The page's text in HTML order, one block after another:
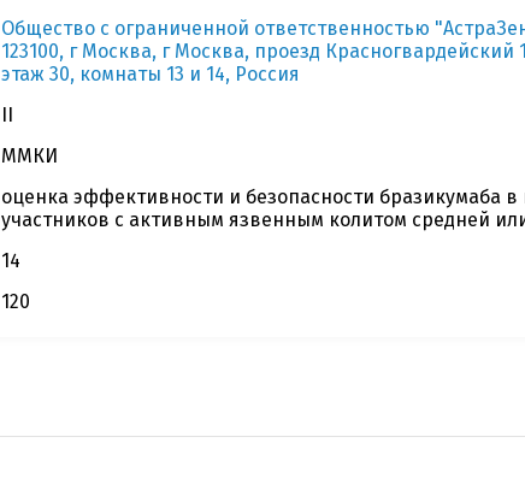
Общество с ограниченной ответственностью
123100, г Москва, г Москва, проезд Красногвардейский
этаж 30, комнаты 13 и 14, Россия
II
ММКИ
оценка эффективности и безопасности бразикумаба
участников с активным язвенным колитом средней
14
120